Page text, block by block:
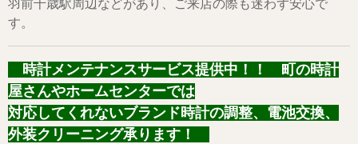
羽前千歳駅周辺などがあり、ご来店の際も迷わず安心で
す。
時計メンテナンスサービス提供中！！ 町の時計
屋さんやホームセンターでは
対応してくれないブランド時計の調整、電池交換、
外装クリーニング承ります！